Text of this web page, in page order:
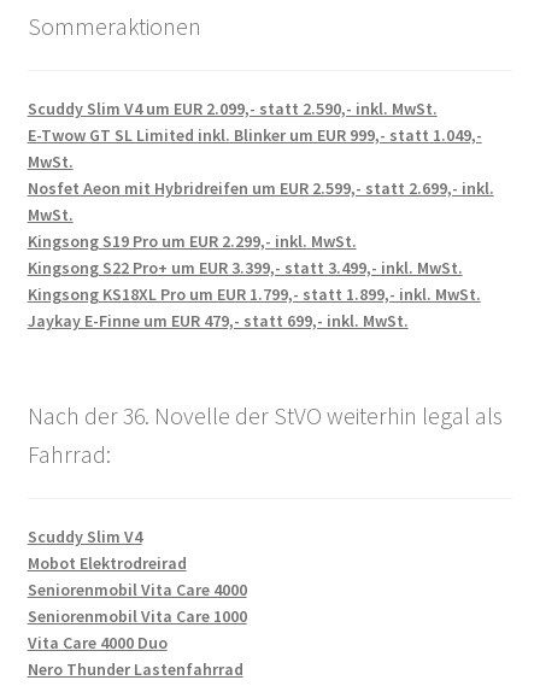
Sommeraktionen
Scuddy Slim V4 um EUR 2.099,- statt 2.590,- inkl. MwSt.
E-Twow GT SL Limited inkl. Blinker um EUR 999,- statt 1.049,-
MwSt.
Nosfet Aeon mit Hybridreifen um EUR 2.599,- statt 2.699,- inkl.
MwSt.
Kingsong S19 Pro um EUR 2.299,- inkl. MwSt.
Kingsong S22 Pro+ um EUR 3.399,- statt 3.499,- inkl. MwSt.
Kingsong KS18XL Pro um EUR 1.799,- statt 1.899,- inkl. MwSt.
Jaykay E-Finne um EUR 479,- statt 699,- inkl. MwSt.
Nach der 36. Novelle der StVO weiterhin legal als
Fahrrad:
Scuddy Slim V4
Mobot Elektrodreirad
Seniorenmobil Vita Care 4000
Seniorenmobil Vita Care 1000
Vita Care 4000 Duo
Nero Thunder Lastenfahrrad